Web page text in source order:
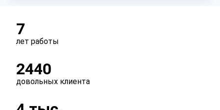
есть
7
лет работы
2440
довольных клиента